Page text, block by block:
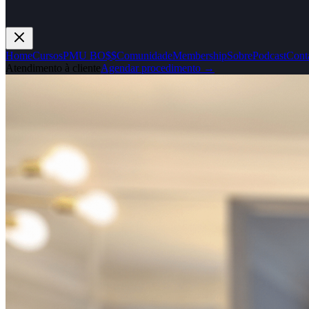
HomeCursosPMU BO$$ComunidadeMembershipSobrePodcast
Atendimento à clienteAgendar procedimento →